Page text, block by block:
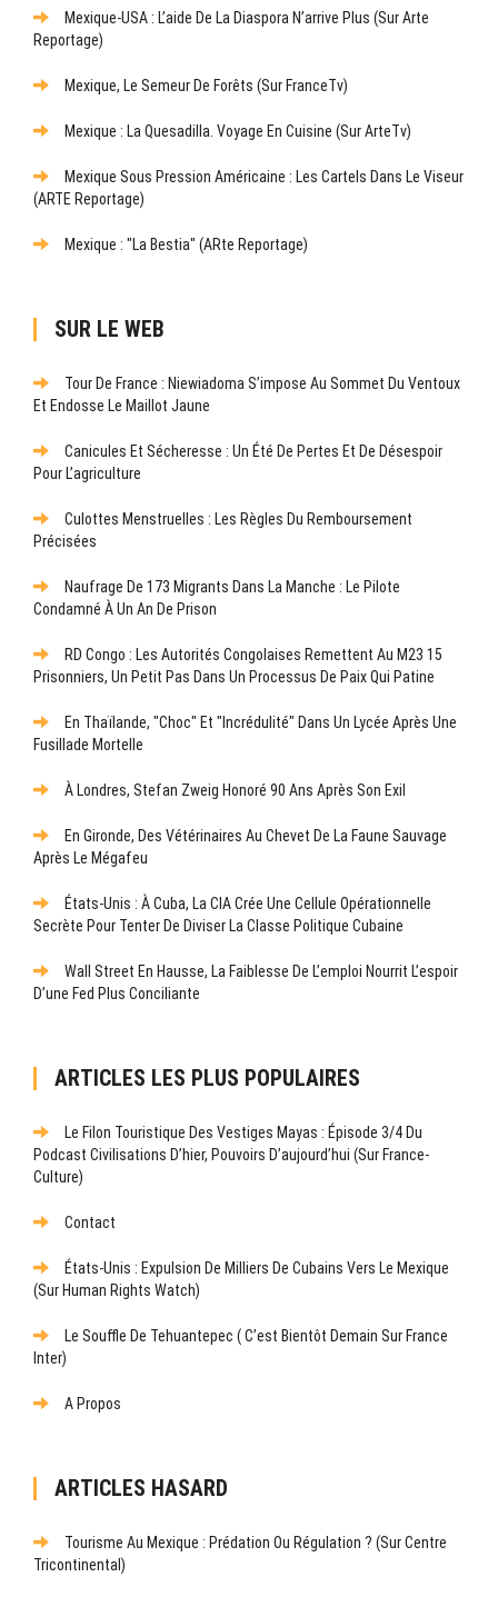
Mexique-USA : L’aide De La Diaspora N’arrive Plus (sur Arte
Reportage)
Mexique, Le Semeur De Forêts (sur FranceTv)
Mexique : La Quesadilla. Voyage En Cuisine (sur ArteTv)
Mexique Sous Pression Américaine : Les Cartels Dans Le Viseur
(ARTE Reportage)
Mexique : "La Bestia" (ARte Reportage)
SUR LE WEB
Tour De France : Niewiadoma S’impose Au Sommet Du Ventoux
Et Endosse Le Maillot Jaune
Canicules Et Sécheresse : Un Été De Pertes Et De Désespoir
Pour L’agriculture
Culottes Menstruelles : Les Règles Du Remboursement
Précisées
Naufrage De 173 Migrants Dans La Manche : Le Pilote
Condamné À Un An De Prison
RD Congo : Les Autorités Congolaises Remettent Au M23 15
Prisonniers, Un Petit Pas Dans Un Processus De Paix Qui Patine
En Thaïlande, "choc" Et "incrédulité" Dans Un Lycée Après Une
Fusillade Mortelle
À Londres, Stefan Zweig Honoré 90 Ans Après Son Exil
En Gironde, Des Vétérinaires Au Chevet De La Faune Sauvage
Après Le Mégafeu
États-Unis : À Cuba, La CIA Crée Une Cellule Opérationnelle
Secrète Pour Tenter De Diviser La Classe Politique Cubaine
Wall Street En Hausse, La Faiblesse De L’emploi Nourrit L’espoir
D’une Fed Plus Conciliante
ARTICLES LES PLUS POPULAIRES
Le Filon Touristique Des Vestiges Mayas : Épisode 3/4 Du
Podcast Civilisations D’hier, Pouvoirs D’aujourd’hui (sur France-
Culture)
Contact
États-Unis : Expulsion De Milliers De Cubains Vers Le Mexique
(sur Human Rights Watch)
Le Souffle De Tehuantepec ( C’est Bientôt Demain Sur France
Inter)
A Propos
ARTICLES HASARD
Tourisme Au Mexique : Prédation Ou Régulation ? (Sur Centre
Tricontinental)